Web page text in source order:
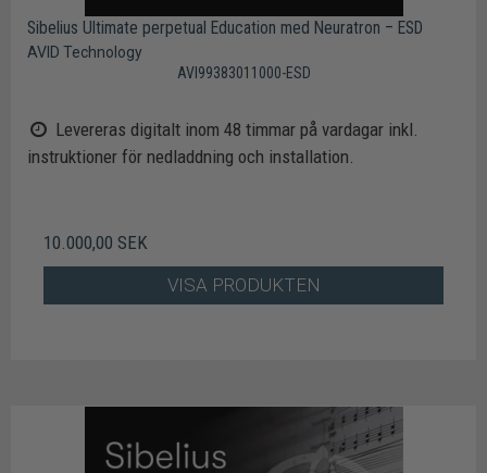
Sibelius Ultimate perpetual Education med Neuratron – ESD
AVID Technology
AVI99383011000-ESD
Levereras digitalt inom 48 timmar på vardagar inkl.
instruktioner för nedladdning och installation.
10.000,00 SEK
VISA PRODUKTEN